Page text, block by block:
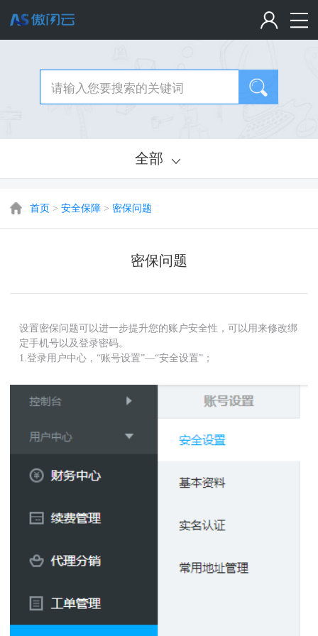
全部
首页 > 安全保障 > 密保问题
密保问题
设置密保问题可以进一步提升您的账户安全性，可以用来修改绑
定手机号以及登录密码。
1.登录用户中心，“账号设置”—“安全设置”；